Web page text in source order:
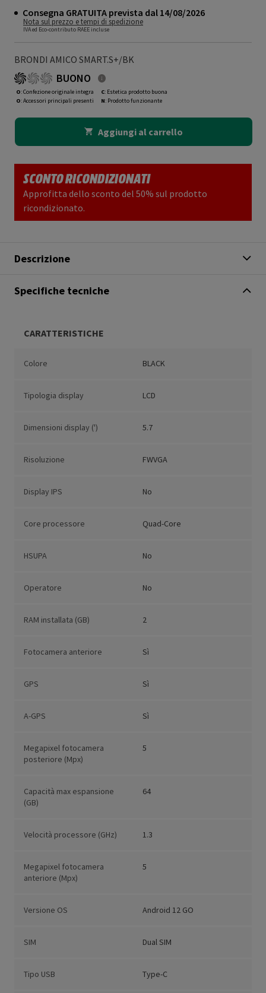
Consegna GRATUITA prevista dal 14/08/2026
Nota sul prezzo e tempi di spedizione
IVA ed Eco-contributo RAEE incluse
BRONDI AMICO SMART.S+/BK
BUONO
O: Confezione originale integra
O: Accessori principali presenti
C: Estetica prodotto buona
N: Prodotto funzionante
Aggiungi al carrello
SCONTO RICONDIZIONATI
Approfitta dello sconto del 50% sul prodotto
ricondizionato.
Descrizione
Specifiche tecniche
CARATTERISTICHE
Colore BLACK
Tipologia display LCD
Dimensioni display (') 5.7
Risoluzione FWVGA
Display IPS No
Core processore Quad-Core
HSUPA No
Operatore No
RAM installata (GB) 2
Fotocamera anteriore Sì
GPS Sì
A-GPS Sì
Megapixel fotocamera
posteriore (Mpx)
5
Capacità max espansione
(GB)
64
Velocità processore (GHz) 1.3
Megapixel fotocamera
anteriore (Mpx)
5
Versione OS Android 12 GO
SIM Dual SIM
Tipo USB Type-C